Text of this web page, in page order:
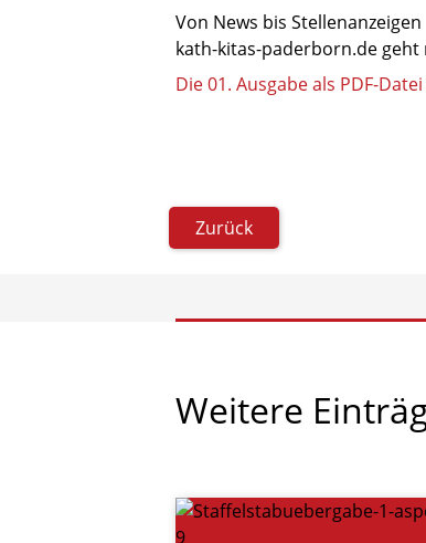
Von News bis Stellenanzeigen
kath-kitas-paderborn.de
Die 01. Ausgabe als PDF-
Zurück
Weitere